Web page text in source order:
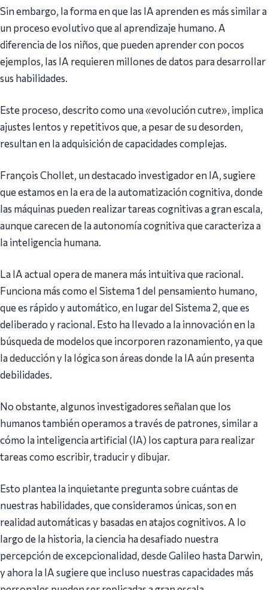
Sin embargo, la forma en que las IA aprenden es más similar a
un proceso evolutivo que al aprendizaje humano. A
diferencia de los niños, que pueden aprender con pocos
ejemplos, las IA requieren millones de datos para desarrollar
sus habilidades.
Este proceso, descrito como una «evolución cutre», implica
ajustes lentos y repetitivos que, a pesar de su desorden,
resultan en la adquisición de capacidades complejas.
François Chollet, un destacado investigador en IA, sugiere
que estamos en la era de la automatización cognitiva, donde
las máquinas pueden realizar tareas cognitivas a gran escala,
aunque carecen de la autonomía cognitiva que caracteriza a
la inteligencia humana.
La IA actual opera de manera más intuitiva que racional.
Funciona más como el Sistema 1 del pensamiento humano,
que es rápido y automático, en lugar del Sistema 2, que es
deliberado y racional. Esto ha llevado a la innovación en la
búsqueda de modelos que incorporen razonamiento, ya que
la deducción y la lógica son áreas donde la IA aún presenta
debilidades.
No obstante, algunos investigadores señalan que los
humanos también operamos a través de patrones, similar a
cómo la inteligencia artificial (IA) los captura para realizar
tareas como escribir, traducir y dibujar.
Esto plantea la inquietante pregunta sobre cuántas de
nuestras habilidades, que consideramos únicas, son en
realidad automáticas y basadas en atajos cognitivos. A lo
largo de la historia, la ciencia ha desafiado nuestra
percepción de excepcionalidad, desde Galileo hasta Darwin,
y ahora la IA sugiere que incluso nuestras capacidades más